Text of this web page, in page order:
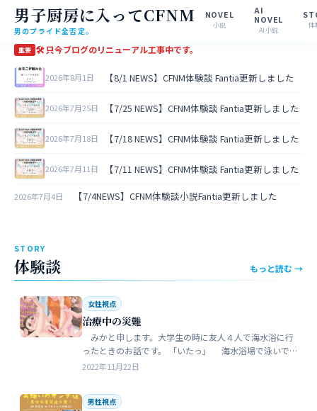
男子厨房に入ってCFNM
男のプライド全否定。
NOVEL
小説
AI
NOVEL
AI小説 体
重要 🛠 只今ブログのリニューアル工事中です。
2026年8月1日 【8/1 NEWS】CFNM体験談 Fantia更新しました
2026年7月25日 【7/25 NEWS】CFNM体験談 Fantia更新しました
2026年7月18日 【7/18 NEWS】CFNM体験談 Fantia更新しました
2026年7月11日 【7/11 NEWS】CFNM体験談 Fantia更新しました
2026年7月4日 【7/4NEWS】CFNM体験談小説Fantia更新しました
STORY
体験談 もっと読む →
女性視点
治療中の災難
みかと申します。大学生の時に友人４人で海水浴に行
ったときのお話です。 「いたっ」 海水浴場で泳いで
いたら、友人のしいなが空瓶で足を切っちゃったんで
2022年11月22日
男性視点